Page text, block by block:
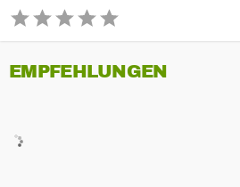
EMPFEHLUNGEN